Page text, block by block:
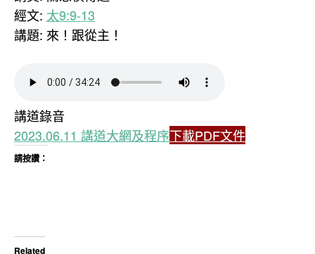
經文: 太9:9-13
講題: 來！跟從主！
講道錄音
2023.06.11 講道大網及程序下載PDF文件
請按讚：
Related